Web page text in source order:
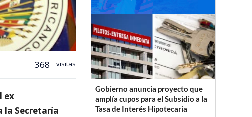
368 visitas
ex
la Secretaría
Gobierno anuncia proyecto que
amplía cupos para el Subsidio a la
Tasa de Interés Hipotecaria